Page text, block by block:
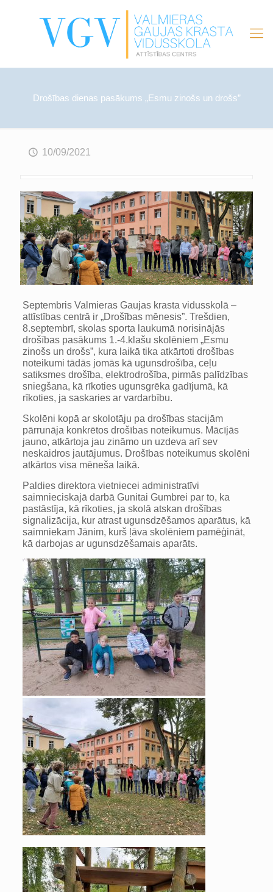
Drošības dienas pasākums „Esmu zinošs un drošs”
10/09/2021
Septembris Valmieras Gaujas krasta vidusskolā –
attīstības centrā ir „Drošības mēnesis”. Trešdien,
8.septembrī, skolas sporta laukumā norisinājās
drošības pasākums 1.-4.klašu skolēniem „Esmu
zinošs un drošs”, kura laikā tika atkārtoti drošības
noteikumi tādās jomās kā ugunsdrošība, ceļu
satiksmes drošība, elektrodrošība, pirmās palīdzības
sniegšana, kā rīkoties ugunsgrēka gadījumā, kā
rīkoties, ja saskaries ar vardarbību.
Skolēni kopā ar skolotāju pa drošības stacijām
pārrunāja konkrētos drošības noteikumus. Mācījās
jauno, atkārtoja jau zināmo un uzdeva arī sev
neskaidros jautājumus. Drošības noteikumus skolēni
atkārtos visa mēneša laikā.
Paldies direktora vietniecei administratīvi
saimnieciskajā darbā Gunitai Gumbrei par to, ka
pastāstīja, kā rīkoties, ja skolā atskan drošības
signalizācija, kur atrast ugunsdzēšamos aparātus, kā
saimniekam Jānim, kurš ļāva skolēniem pamēģināt,
kā darbojas ar ugunsdzēšamais aparāts.